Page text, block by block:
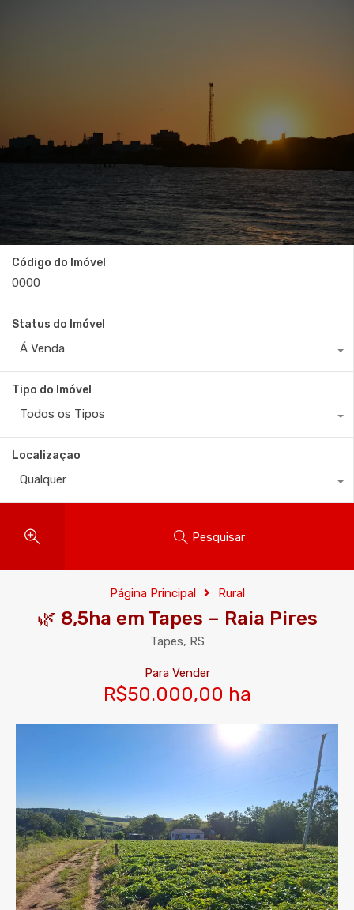
Código do Imóvel
Status do Imóvel
Á Venda
Tipo do Imóvel
Todos os Tipos
Localizaçao
Qualquer
Pesquisar
Página Principal Rural
🌿 8,5ha em Tapes – Raia Pires
Tapes, RS
Para Vender
R$50.000,00 ha